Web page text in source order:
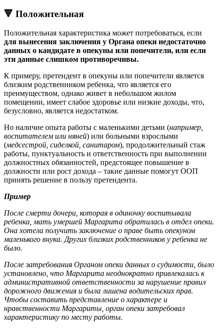
🔻 Положительная
Положительная характеристика может потребоваться, если
для вынесения заключения у Органа опеки недостаточно
данных о кандидате в опекуны или попечители, или если
эти данные слишком противоречивы.
К примеру, претендент в опекуны или попечители является
близким родственником ребенка, что является его
преимуществом, однако живет в небольшом жилом
помещении, имеет слабое здоровье или низкие доходы, что,
безусловно, является недостатком.
Но наличие опыта работы с маленькими детьми (например,
воспитателем или няней) или больными взрослыми
(медсестрой, сиделкой, санитаром), продолжительный стаж
работы, пунктуальность и ответственность при выполнении
должностных обязанностей, предстоящее повышение в
должности или рост дохода – такие данные помогут ООП
принять решение в пользу претендента.
Пример
После смерти дочери, которая в одиночку воспитывала
ребенка, мать умершей Маргарита обратилась в отдел опеки.
Она хотела получить заключение о праве быть опекуном
маленького внука. Других близких родственников у ребенка не
было.
После затребования Органом опеки данных о судимости, было
установлено, что Маргарита неоднократно привлекалась к
административной ответственности за нарушение правил
дорожного движения и была лишена водительских прав.
Чтобы составить представление о характере и
нравственности Маргариты, орган опеки затребовал
характеристику по месту работы.